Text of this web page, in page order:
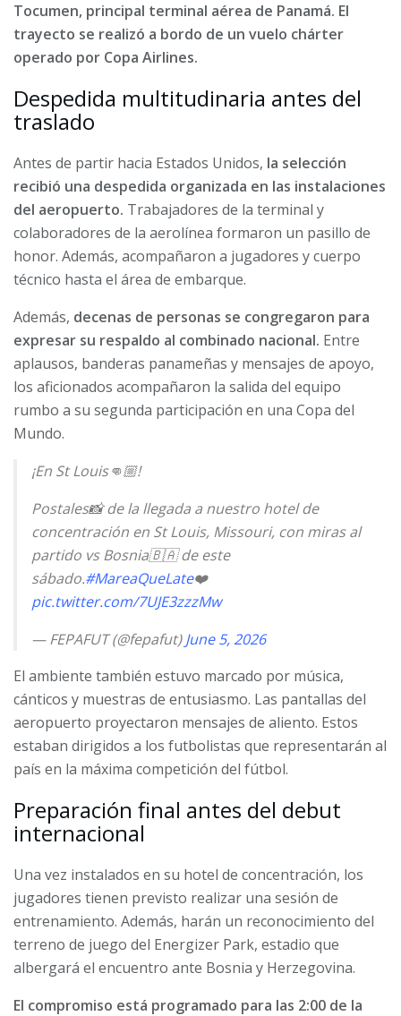
Tocumen, principal terminal aérea de Panamá. El
trayecto se realizó a bordo de un vuelo chárter
operado por Copa Airlines.
Despedida multitudinaria antes del
traslado
Antes de partir hacia Estados Unidos, la selección
recibió una despedida organizada en las instalaciones
del aeropuerto. Trabajadores de la terminal y
colaboradores de la aerolínea formaron un pasillo de
honor. Además, acompañaron a jugadores y cuerpo
técnico hasta el área de embarque.
Además, decenas de personas se congregaron para
expresar su respaldo al combinado nacional. Entre
aplausos, banderas panameñas y mensajes de apoyo,
los aficionados acompañaron la salida del equipo
rumbo a su segunda participación en una Copa del
Mundo.
¡En St Louis👊🏼!
Postales📸 de la llegada a nuestro hotel de
concentración en St Louis, Missouri, con miras al
partido vs Bosnia🇧🇦 de este
sábado.#MareaQueLate❤️
pic.twitter.com/7UJE3zzzMw
— FEPAFUT (@fepafut)June 5, 2026
El ambiente también estuvo marcado por música,
cánticos y muestras de entusiasmo. Las pantallas del
aeropuerto proyectaron mensajes de aliento. Estos
estaban dirigidos a los futbolistas que representarán al
país en la máxima competición del fútbol.
Preparación final antes del debut
internacional
Una vez instalados en su hotel de concentración, los
jugadores tienen previsto realizar una sesión de
entrenamiento. Además, harán un reconocimiento del
terreno de juego del Energizer Park, estadio que
albergará el encuentro ante Bosnia y Herzegovina.
El compromiso está programado para las 2:00 de la